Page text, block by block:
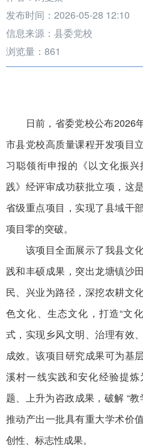
发布时间：2026-05-28 12:10
信息来源：县委党校
浏览量： 861
日前，省委党校公布2026
市县党校高质量课程开发项目
习聪领衔申报的《以文化振
践》经评审成功获批立项，这
省级重点项目，实现了县域干
项目零的突破。
该项目全面展示了我县文
践和丰硕成果，突出龙塘镇沙
民、兴业为路径，深挖农耕文
色文化、生态文化，打造“文
式，实现乡风文明、治理有效
成效。该项目研究成果可为基
溪村一线实践和安化经验提
题、上升为咨政成果，破解 “教
推动产出一批具有重大学术价
创性、标志性成果。